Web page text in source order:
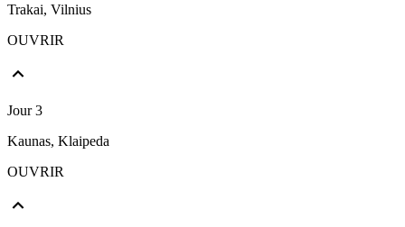
Trakai, Vilnius
OUVRIR
Jour 3
Kaunas, Klaipeda
OUVRIR